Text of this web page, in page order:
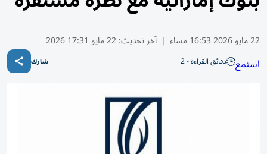
22 مايو 2026 16:53 مساء | آخر تحديث:22 مايو 17:31 2026
استمع دقائق القراءة - 2 شارك